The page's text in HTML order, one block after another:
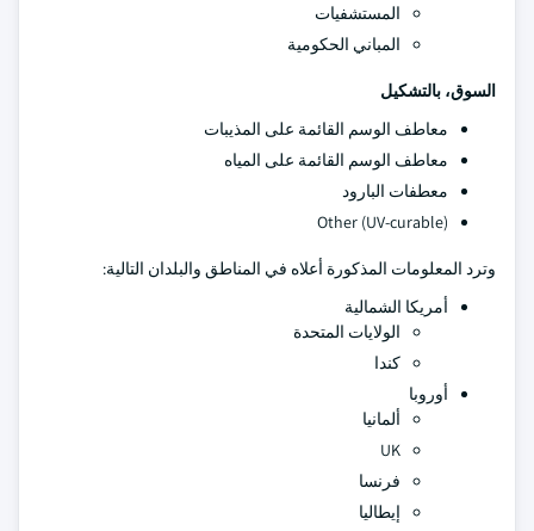
المستشفيات
المباني الحكومية
السوق، بالتشكيل
معاطف الوسم القائمة على المذيبات
معاطف الوسم القائمة على المياه
معطفات البارود
Other (UV-curable)
وترد المعلومات المذكورة أعلاه في المناطق والبلدان التالية:
أمريكا الشمالية
الولايات المتحدة
كندا
أوروبا
ألمانيا
UK
فرنسا
إيطاليا